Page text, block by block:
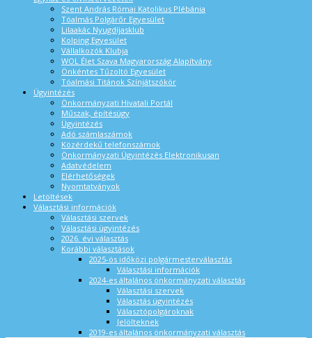
Szent András Római Katolikus Plébánia
Tóalmás Polgárőr Egyesület
Lilaakác Nyugdíjasklub
Kolping Egyesület
Vállalkozók Klubja
WOL Élet Szava Magyarország Alapítvány
Önkéntes Tűzoltó Egyesület
Tóalmási Titánok Színjátszókör
Ügyintézés
Önkormányzati Hivatali Portál
Műszak, építésügy
Ügyintézés
Adó számlaszámok
Közérdekű telefonszámok
Önkormányzati Ügyintézés Elektronikusan
Adatvédelem
Elérhetőségek
Nyomtatványok
Letöltések
Választási információk
Választási szervek
Választási ügyintézés
2026. évi választás
Korábbi választások
2025-ös időközi polgármesterválasztás
Választási információk
2024-es általános önkormányzati választás
Választási szervek
Választás ügyintézés
Választópolgároknak
Jelölteknek
2019-es általános önkormányzati választás